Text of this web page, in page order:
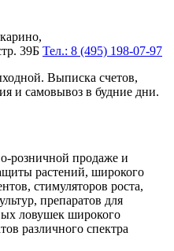
39Б Тел.: 8 (495) 198-07-97
Выписка счетов,
и самовывоз в будние дни.
розничной продаже и
растений, широкого
стимуляторов роста,
препаратов для
ловушек широкого
различного спектра